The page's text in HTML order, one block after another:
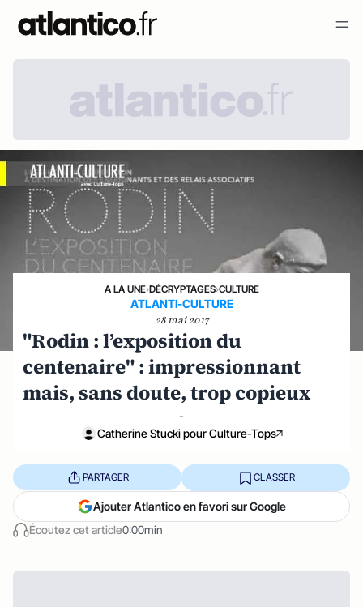
A LA UNE›DÉCRYPTAGES›CULTURE
ATLANTI-CULTURE
28 mai 2017
"Rodin : l’exposition du
centenaire" : impressionnant
mais, sans doute, trop copieux
-
Catherine Stucki pour Culture-Tops
Écoutez cet article0:00min
PARTAGER CLASSER
Ajouter Atlantico en favori sur Google